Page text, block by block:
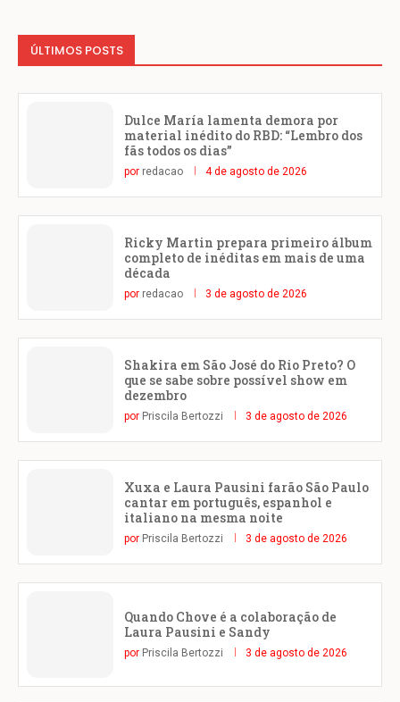
ÚLTIMOS POSTS
Dulce María lamenta demora por
material inédito do RBD: “Lembro dos
fãs todos os dias”
por redacao 4 de agosto de 2026
Ricky Martin prepara primeiro álbum
completo de inéditas em mais de uma
década
por redacao 3 de agosto de 2026
Shakira em São José do Rio Preto? O
que se sabe sobre possível show em
dezembro
por Priscila Bertozzi 3 de agosto de 2026
Xuxa e Laura Pausini farão São Paulo
cantar em português, espanhol e
italiano na mesma noite
por Priscila Bertozzi 3 de agosto de 2026
Quando Chove é a colaboração de
Laura Pausini e Sandy
por Priscila Bertozzi 3 de agosto de 2026